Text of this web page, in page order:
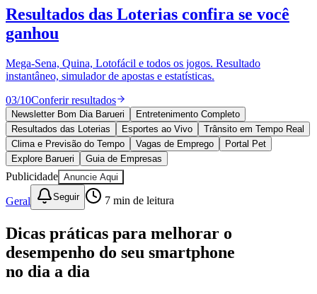
Anuncie no Portal
Cadastrar Empresa
Divulgar Vagas
Política
Esportes
Saúde
Segurança
Cultura
Meio Ambiente
Obras
Educação
Bairros de Barueri
Selecione sua regiãoPara notícias da sua região
AldeiaAldeia da Serra
JubranBelval Bethaville
Resultados das Loterias confira se você
ganhou
Mega-Sena, Quina, Lotofácil e todos os jogos. Resultado
instantâneo, simulador de apostas e estatísticas.
03/10Conferir resultados
Newsletter Bom Dia Barueri
Entretenimento Completo
Resultados das Loterias
Esportes ao Vivo
Trânsito em Tempo Real
Clima e Previsão do Tempo
Vagas de Emprego
Portal Pet
Explore Barueri
Guia de Empresas
Publicidade Anuncie Aqui
Geral Seguir 7 min de leitura
Dicas práticas para melhorar o
desempenho do seu smartphone
no dia a dia